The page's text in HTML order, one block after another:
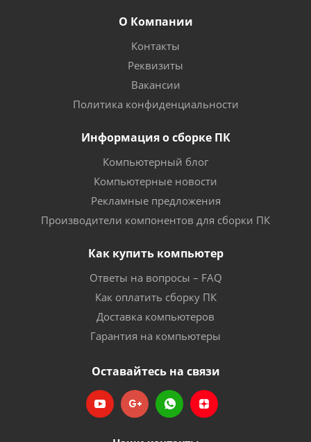
О Компании
Контакты
Реквизиты
Вакансии
Политика конфиденциальности
Информация о сборке ПК
Компьютерный блог
Компьютерные новости
Рекламные предложения
Производители компонентов для сборки ПК
Как купить компьютер
Ответы на вопросы – FAQ
Как оплатить сборку ПК
Доставка компьютеров
Гарантия на компьютеры
Оставайтесь на связи